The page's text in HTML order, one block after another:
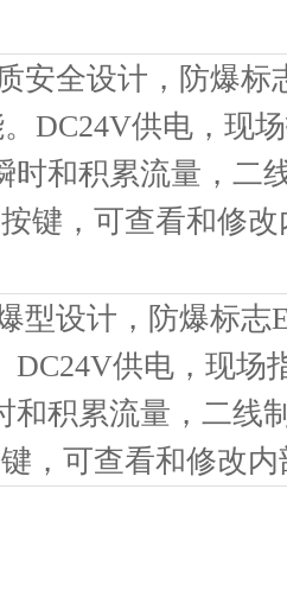
安全设计，防爆标
DC24V供电，现
时和积累流量，二
键，可查看和修
型设计，防爆标志
DC24V供电，现场
和积累流量，二线
，可查看和修改